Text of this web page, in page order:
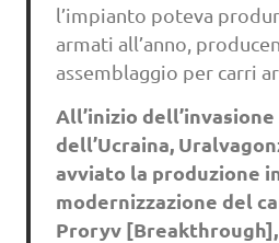
l’impianto poteva
armati all’anno,
assemblaggio per carri
All’inizio
dell’Ucraina,
avviato la produzione
modernizzazione del
Proryv